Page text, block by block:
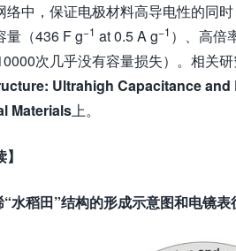
络中，保证电极材料高导电性的同
量（436 F g−1 at 0.5 A g−1 ）、高倍
次几乎没有容量损失）。相关研
Ultrahigh Capacitance
Materials上。
水稻田”结构的形成示意图和电镜表